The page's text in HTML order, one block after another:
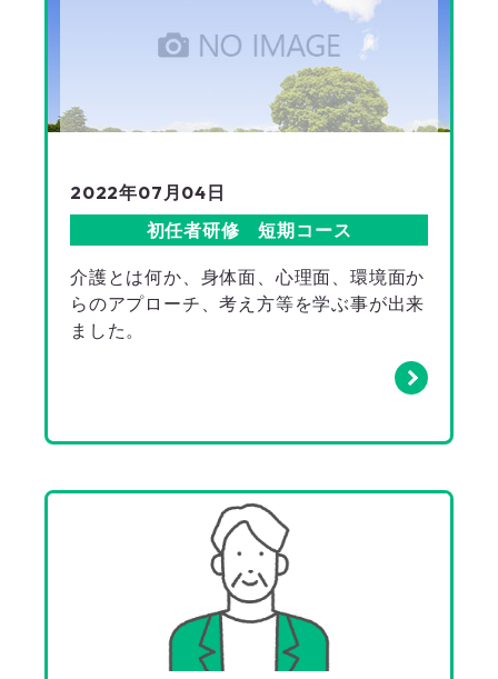
2022年07月04日
初任者研修 短期コース
介護とは何か、身体面、心理面、環境面か
らのアプローチ、考え方等を学ぶ事が出来
ました。